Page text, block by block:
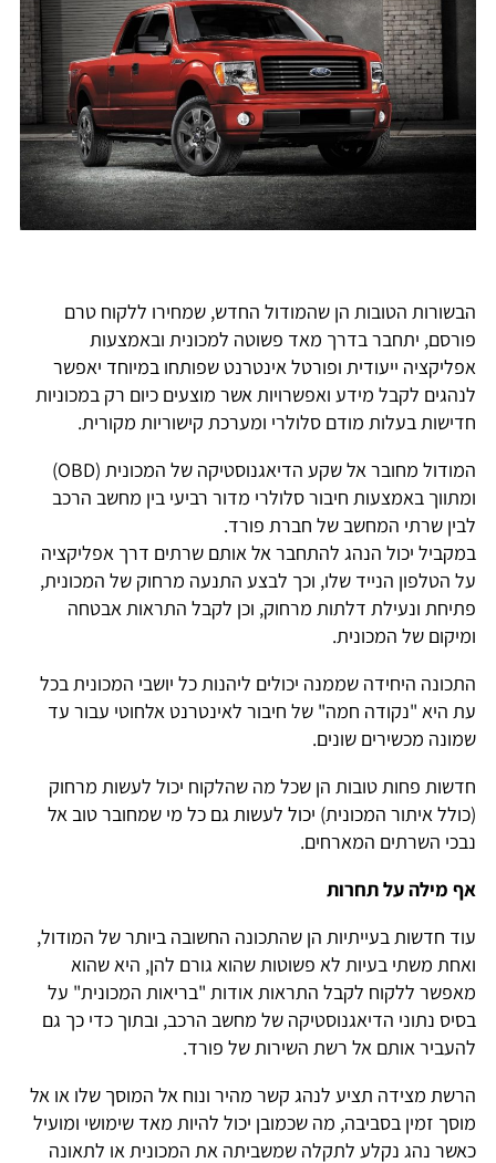
הטובות הן שהמודול החדש, שמחירו ללקוח טרם
יתחבר בדרך מאד פשוטה למכונית ובאמצעות
ייעודית ופורטל אינטרנט שפותחו במיוחד יאפשר
לקבל מידע ואפשרויות אשר מוצעים כיום רק במכוניות
בעלות מודם סלולרי ומערכת קישוריות מקורית.
המודול מחובר אל שקע הדיאגנוסטיקה של המכונית (OBD)
באמצעות חיבור סלולרי מדור רביעי בין מחשב הרכב
שרתי המחשב של חברת פורד.
יכול הנהג להתחבר אל אותם שרתים דרך אפליקציה
הטלפון הנייד שלו, וכך לבצע התנעה מרחוק של המכונית,
ונעילת דלתות מרחוק, וכן לקבל התראות אבטחה
של המכונית.
היחידה שממנה יכולים ליהנות כל יושבי המכונית בכל
היא "נקודה חמה" של חיבור לאינטרנט אלחוטי עבור עד
מכשירים שונים.
פחות טובות הן שכל מה שהלקוח יכול לעשות מרחוק
איתור המכונית) יכול לעשות גם כל מי שמחובר טוב אל
השרתים המארחים.
מילה על תחרות
חדשות בעייתיות הן שהתכונה החשובה ביותר של המודול,
משתי בעיות לא פשוטות שהוא גורם להן, היא שהוא
ללקוח לקבל התראות אודות "בריאות המכונית" על
נתוני הדיאגנוסטיקה של מחשב הרכב, ובתוך כדי כך גם
אותם אל רשת השירות של פורד.
מצידה תציע לנהג קשר מהיר ונוח אל המוסך שלו או אל
זמין בסביבה, מה שכמובן יכול להיות מאד שימושי ומועיל
נהג נקלע לתקלה שמשביתה את המכונית או לתאונה